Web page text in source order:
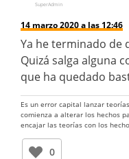
SuperAdmin
14 marzo 2020 a las 12:46
Ya he terminado de
Quizá salga alguna
que ha quedado
Es un error capital lanzar
comienza a alterar los hechos
encajar las teorías con los
0